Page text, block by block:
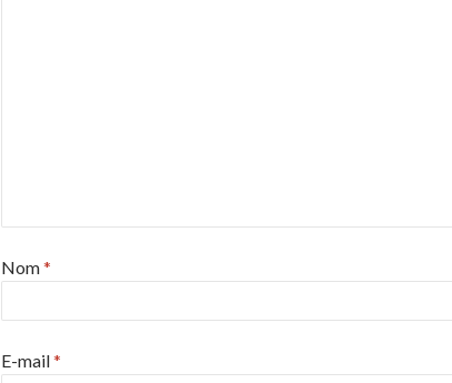
Nom*
E-mail*